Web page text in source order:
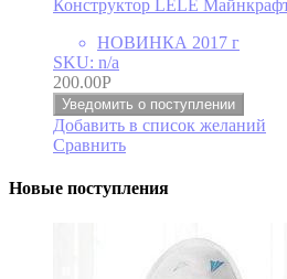
Конструктор LELE
НОВИНКА 2017 г
SKU: n/a
200.00Р
Уведомить о поступлении
Добавить в список желаний
Сравнить
Новые поступления